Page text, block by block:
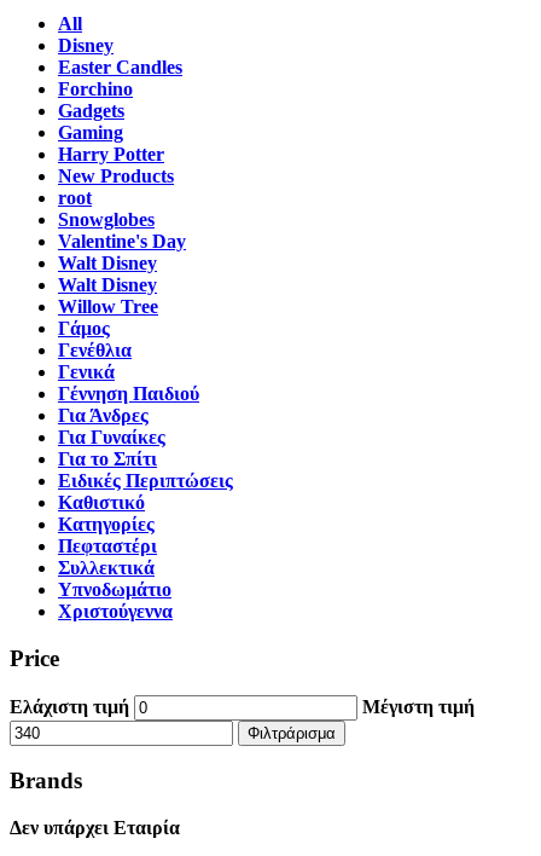
All
Disney
Easter Candles
Forchino
Gadgets
Gaming
Harry Potter
New Products
root
Snowglobes
Valentine's Day
Walt Disney
Walt Disney
Willow Tree
Γάμος
Γενέθλια
Γενικά
Γέννηση Παιδιού
Για Άνδρες
Για Γυναίκες
Για το Σπίτι
Ειδικές Περιπτώσεις
Καθιστικό
Κατηγορίες
Πεφταστέρι
Συλλεκτικά
Υπνοδωμάτιο
Χριστούγεννα
Price
Ελάχιστη τιμή Μέγιστη τιμή
Φιλτράρισμα
Brands
Δεν υπάρχει Εταιρία